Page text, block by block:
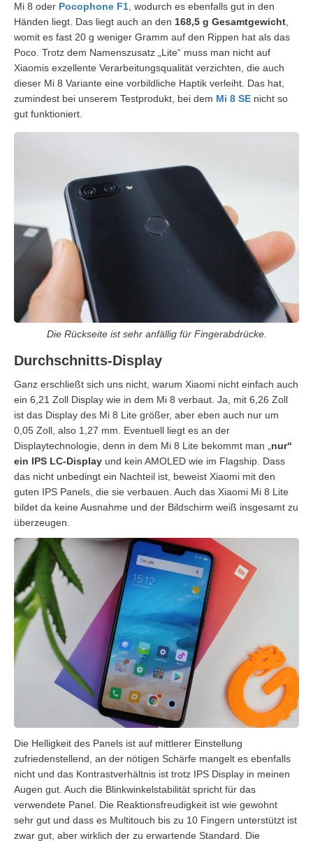
Mi 8 oder Pocophone F1, wodurch es ebenfalls gut in den
Händen liegt. Das liegt auch an den 168,5 g Gesamtgewicht,
womit es fast 20 g weniger Gramm auf den Rippen hat als das
Poco. Trotz dem Namenszusatz „Lite“ muss man nicht auf
Xiaomis exzellente Verarbeitungsqualität verzichten, die auch
dieser Mi 8 Variante eine vorbildliche Haptik verleiht. Das hat,
zumindest bei unserem Testprodukt, bei dem Mi 8 SE nicht so
gut funktioniert.
Die Rückseite ist sehr anfällig für Fingerabdrücke.
Durchschnitts-Display
Ganz erschließt sich uns nicht, warum Xiaomi nicht einfach auch
ein 6,21 Zoll Display wie in dem Mi 8 verbaut. Ja, mit 6,26 Zoll
ist das Display des Mi 8 Lite größer, aber eben auch nur um
0,05 Zoll, also 1,27 mm. Eventuell liegt es an der
Displaytechnologie, denn in dem Mi 8 Lite bekommt man „ nur“
ein IPS LC-Display und kein AMOLED wie im Flagship. Dass
das nicht unbedingt ein Nachteil ist, beweist Xiaomi mit den
guten IPS Panels, die sie verbauen. Auch das Xiaomi Mi 8 Lite
bildet da keine Ausnahme und der Bildschirm weiß insgesamt zu
überzeugen.
Die Helligkeit des Panels ist auf mittlerer Einstellung
zufriedenstellend, an der nötigen Schärfe mangelt es ebenfalls
nicht und das Kontrastverhältnis ist trotz IPS Display in meinen
Augen gut. Auch die Blinkwinkelstabilität spricht für das
verwendete Panel. Die Reaktionsfreudigkeit ist wie gewohnt
sehr gut und dass es Multitouch bis zu 10 Fingern unterstützt ist
zwar gut, aber wirklich der zu erwartende Standard. Die